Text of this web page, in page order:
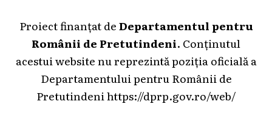
Proiect finanțat deDepartamentul pentru
Românii de Pretutindeni. Conținutul
acestui website nu reprezintă poziția oficială a
Departamentului pentru Românii de
Pretutindeni https://dprp.gov.ro/web/